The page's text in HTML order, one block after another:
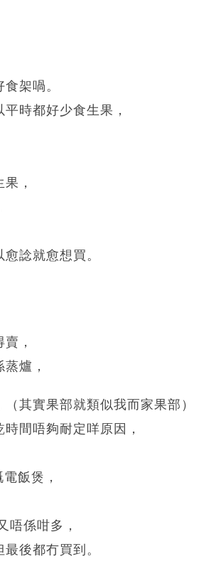
架喎。
時都好少食生果，
，
諗就愈想買。
，
爐，
其實果部就類似我而家果部）
間唔夠耐定咩原因，
飯煲，
唔係咁多，
後都冇買到。